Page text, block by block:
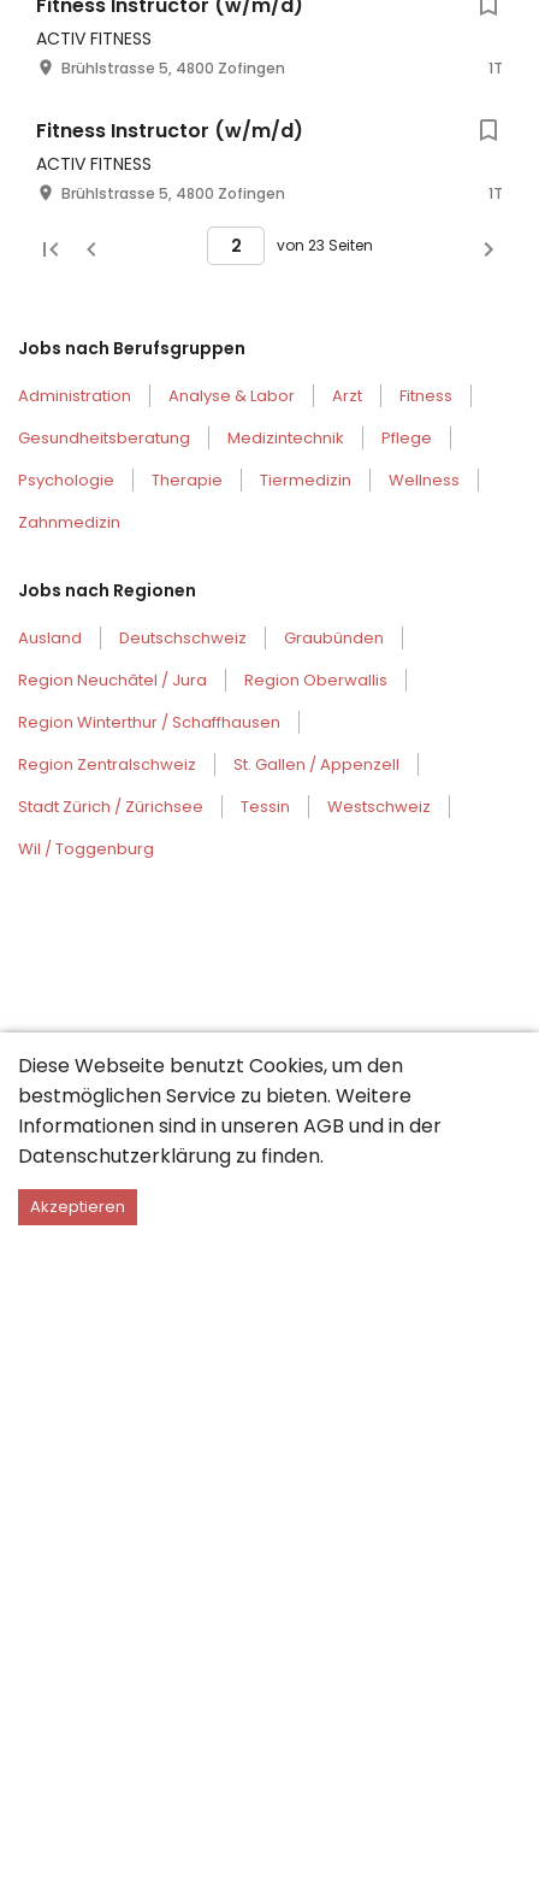
ACTIV FITNESS
Brühlstrasse 5, 4800 Zofingen 1T
Fitness Instructor (w/m/d)
ACTIV FITNESS
Brühlstrasse 5, 4800 Zofingen 1T
von 23 Seiten
Jobs nach Berufsgruppen
Administration Analyse & Labor Arzt
Fitness
Gesundheitsberatung
Medizintechnik
Pflege
Psychologie
Therapie Tiermedizin
Wellness
Zahnmedizin
Jobs nach Regionen
Ausland Deutschschweiz
Graubünden
Region Neuchâtel / Jura
Region Oberwallis
Region Winterthur / Schaffhausen
Region Zentralschweiz
St. Gallen / Appenzell
Stadt Zürich / Zürichsee
Tessin
Westschweiz
Wil / Toggenburg
Diese Webseite benutzt Cookies, um den
bestmöglichen Service zu bieten. Weitere
Informationen sind in unserenAGB und in der
Datenschutzerklärung zu finden.
Akzeptieren